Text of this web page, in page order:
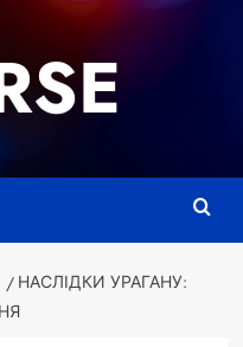
НАСЛІДКИ УРАГАНУ: